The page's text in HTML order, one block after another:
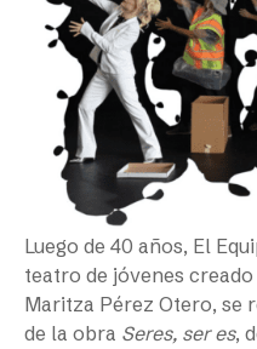
Luego de 40 años, El
teatro de jóvenes
Maritza Pérez Otero, se
de la obra Seres, ser es,